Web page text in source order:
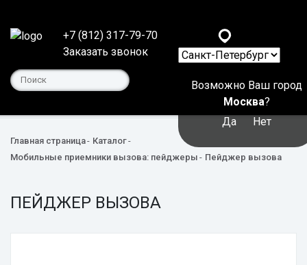
+7 (812) 317-79-70
Заказать звонок
Возможно Ваш город
Москва?
Да
Нет
Главная страница
Каталог
Мобильные приемники вызова: пейджеры
Пейджер вызова
ПЕЙДЖЕР ВЫЗОВА